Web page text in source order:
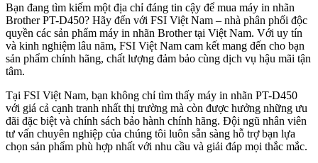
Bạn đang tìm kiếm một địa chỉ đáng tin cậy để mua máy in nhãn
Brother PT-D450? Hãy đến với FSI Việt Nam – nhà phân phối độc
quyền các sản phẩm máy in nhãn Brother tại Việt Nam. Với uy tín
và kinh nghiệm lâu năm, FSI Việt Nam cam kết mang đến cho bạn
sản phẩm chính hãng, chất lượng đảm bảo cùng dịch vụ hậu mãi tận
tâm.
Tại FSI Việt Nam, bạn không chỉ tìm thấy máy in nhãn PT-D450
với giá cả cạnh tranh nhất thị trường mà còn được hưởng những ưu
đãi đặc biệt và chính sách bảo hành chính hãng. Đội ngũ nhân viên
tư vấn chuyên nghiệp của chúng tôi luôn sẵn sàng hỗ trợ bạn lựa
chọn sản phẩm phù hợp nhất với nhu cầu và giải đáp mọi thắc mắc.